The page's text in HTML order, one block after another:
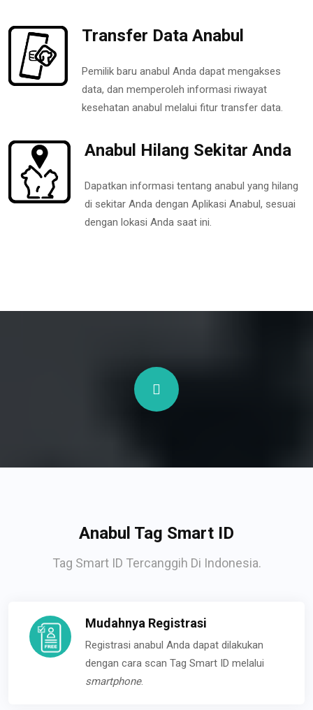
Transfer Data Anabul
Pemilik baru anabul Anda dapat mengakses
data, dan memperoleh informasi riwayat
kesehatan anabul melalui fitur transfer data.
Anabul Hilang Sekitar Anda
Dapatkan informasi tentang anabul yang hilang
di sekitar Anda dengan Aplikasi Anabul, sesuai
dengan lokasi Anda saat ini.
Anabul Tag Smart ID
Tag Smart ID Tercanggih Di Indonesia.
Mudahnya Registrasi
Registrasi anabul Anda dapat dilakukan
dengan cara scan Tag Smart ID melalui
smartphone.